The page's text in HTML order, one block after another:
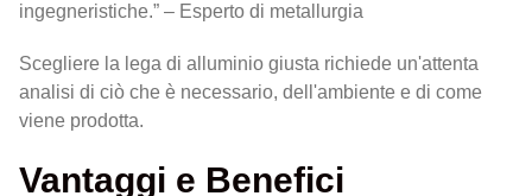
ingegneristiche.” – Esperto di metallurgia
Scegliere la lega di alluminio giusta richiede un'attenta
analisi di ciò che è necessario, dell'ambiente e di come
viene prodotta.
Vantaggi e Benefici